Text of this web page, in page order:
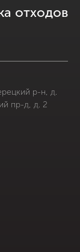
отходов
р-н, д.
пр-д, д. 2